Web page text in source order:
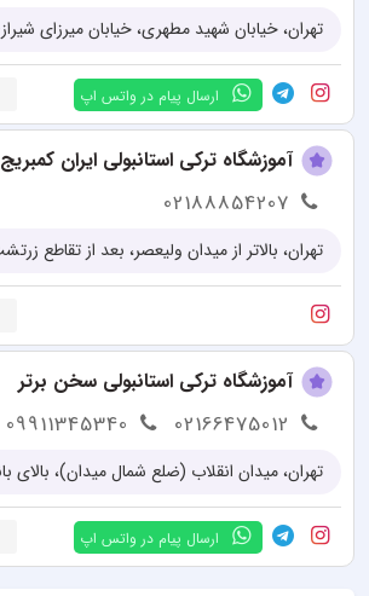
ارسال پیام در واتس اپ
آموزشگاه ترکی استانبولی ایران کمبریج
02188854207
آموزشگاه ترکی استانبولی سخن برتر
02166475012
09911345340
ارسال پیام در واتس اپ